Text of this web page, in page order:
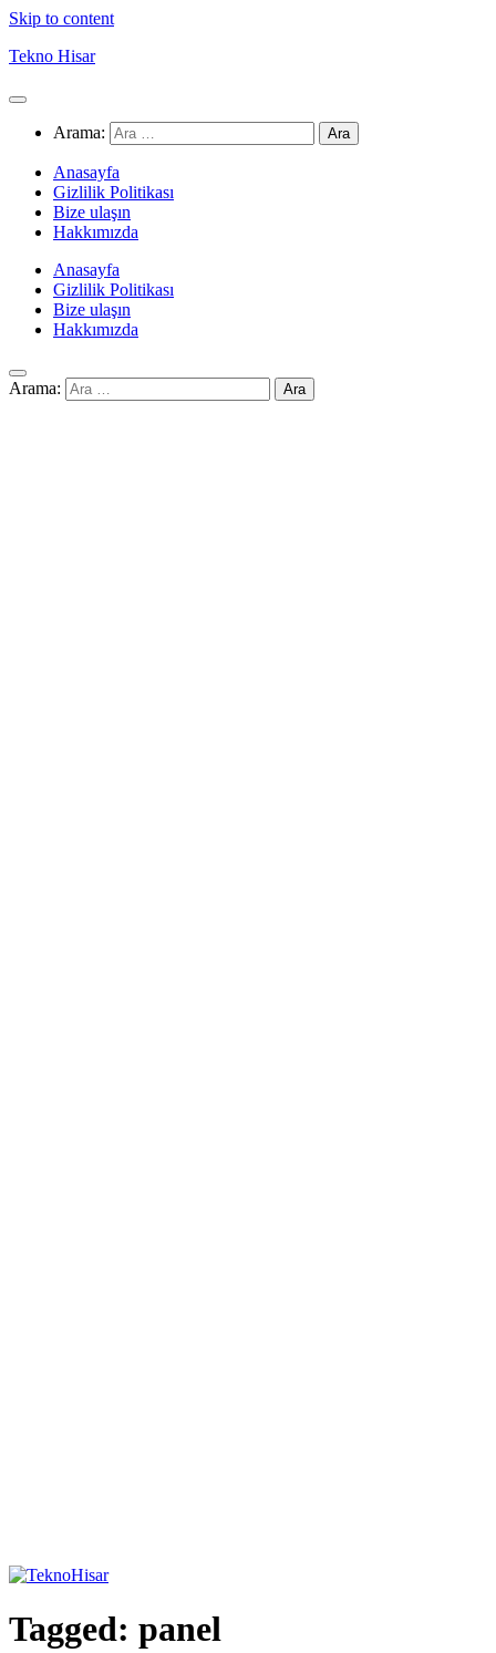
Skip to content
Tekno Hisar
Arama:
Anasayfa
Gizlilik Politikası
Bize ulaşın
Hakkımızda
Anasayfa
Gizlilik Politikası
Bize ulaşın
Hakkımızda
Arama:
Tagged: panel